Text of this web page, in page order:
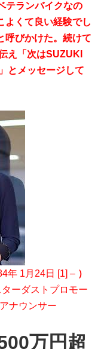
テランバイクなの
よくて良い経験でし
呼びかけた。続けて
え「次はSUZUKI
とメッセージして
年 1月24日 [1] – ）
ターダストプロモー
ナウンサー
万円超